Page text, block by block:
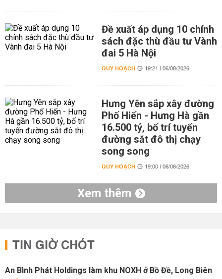
Đề xuất áp dụng 10 chính
sách đặc thù đầu tư Vành
đai 5 Hà Nội
QUY HOẠCH 19:21 | 06/08/2026
Hưng Yên sắp xây đường
Phố Hiến - Hưng Hà gần
16.500 tỷ, bố trí tuyến
đường sắt đô thị chạy
song song
QUY HOẠCH 19:00 | 06/08/2026
Xem thêm
TIN GIỜ CHÓT
An Bình Phát Holdings làm khu NOXH ở Bồ Đề, Long Biên